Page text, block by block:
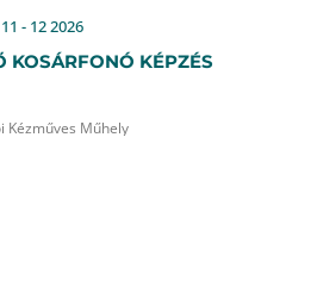
- 12 2026
KOSÁRFONÓ KÉPZÉS
Kézműves Műhely